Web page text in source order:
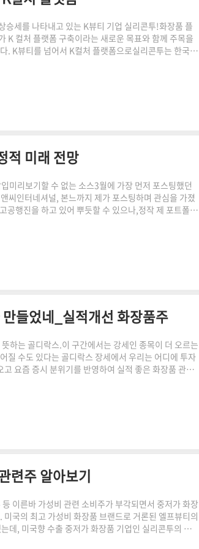
세를 나타내고 있는 K뷰티 기업 실리콘투!​화장품 플
K 컬처 플랫폼 구축이라는 새로운 목표와 함께 주목을
. K뷰티를 넘어서 K컬처 플랫폼으로실리콘투는 한국산
센터를 운영 중인데요. 글로벌 대형 유통사인 세포라,
장품 수출로 7000억 원 가까운 매출을 올렸는데요.​K 뷰
하는 중입니다...
적 미래 전망
리보기할 수 없는 소스3월에 가장 먼저 포스팅했던
씨인터네셔널, 본느까지 제가 포스팅하며 관심을 가졌
공행진을 하고 있어 뿌듯할 수 있으나,​정작 제 포트폴리
추세가 더 이어질지 알아봤습니다." data-ke-
화장품의 인기가 식지 않고 있어서 K뷰티 열풍이 한
상품성으로 인정받는..
들었네_실적개선 화장품주
하는 골디락스.이 구간에서는 강세인 종목이 더 오르는
질 수도 있다는 골디락스 장세에서 우리는 어디에 투자
요즘 증시 분위기를 반영하여 실적 좋은 화장품 관련
여겨보고 있습니다.피부과의 레이저 시술이 부담스러
고 화장은 하는 것보다 지우는 것이 중요하다는 어느 광
착하게 만들어준 마녀공장의 클렌징오일 제품. 역..
련주 알아보기
이른바 가성비 관련 소비주가 부각되면서 중저가 화장
국의 최고 가성비 화장품 브랜드로 거론된 엘프뷰티의
, 미국향 수출 중저가 화장품 기업인 실리콘투의 상품